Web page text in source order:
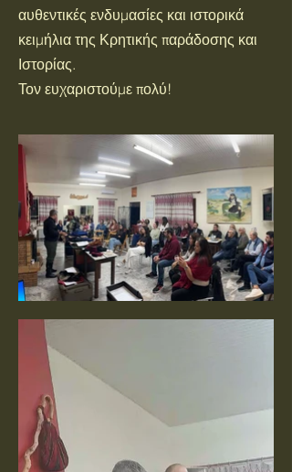
αυθεντικές ενδυμασίες και ιστορικά
κειμήλια της Κρητικής παράδοσης και
Ιστορίας.
Τον ευχαριστούμε πολύ!